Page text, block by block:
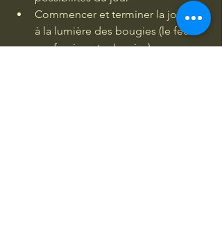
Commencer et terminer la journée
à la lumière des bougies (le feu
me fascine et m'apaise)